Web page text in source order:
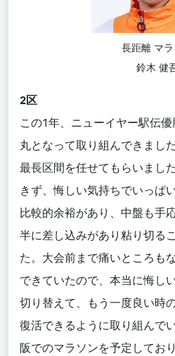
長距離 マ
鈴木 健
2区
この1年、ニューイヤー駅伝優
丸となって取り組んできまし
最長区間を任せてもらいまし
きず、悔しい気持ちでいっぱ
比較的余裕があり、中盤も手
半に差し込みがあり粘り切る
た。大会前まで痛いところも
できていたので、本当に悔しい
切り替えて、もう一度良い時
復活でき る ように取り組んで
阪でのマラソンを予定してお